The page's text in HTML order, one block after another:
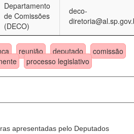
Departamento
de Comissões
(DECO)
deco-
reunião deputado
comissão
processo legislativo
apresentadas pelo Deputados